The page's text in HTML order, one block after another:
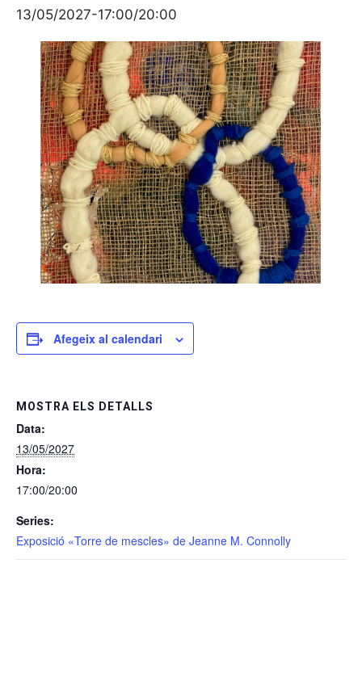
13/05/2027-17:00/20:00
Afegeix al calendari
MOSTRA ELS DETALLS
Data:
13/05/2027
Hora:
17:00/20:00
Series:
Exposició «Torre de mescles» de Jeanne M. Connolly